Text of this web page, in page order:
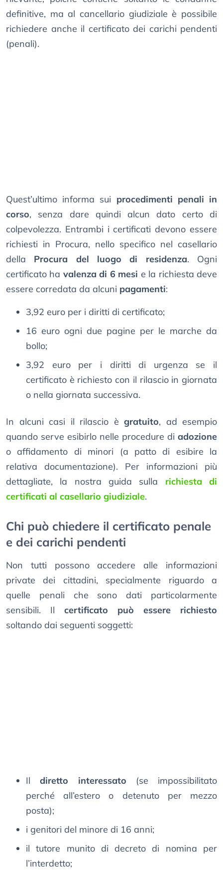
definitive, ma al cancellario giudiziale è possibile
richiedere anche il certificato dei carichi pendenti
(penali).
Quest’ultimo informa sui procedimenti penali in
corso, senza dare quindi alcun dato certo di
colpevolezza. Entrambi i certificati devono essere
richiesti in Procura, nello specifico nel casellario
della Procura del luogo di residenza. Ogni
certificato ha valenza di 6 mesi e la richiesta deve
essere corredata da alcuni pagamenti:
3,92 euro per i diritti di certificato;
16 euro ogni due pagine per le marche da
bollo;
3,92 euro per i diritti di urgenza se il
certificato è richiesto con il rilascio in giornata
o nella giornata successiva.
In alcuni casi il rilascio è gratuito, ad esempio
quando serve esibirlo nelle procedure di adozione
o affidamento di minori (a patto di esibire la
relativa documentazione). Per informazioni più
dettagliate, la nostra guida sulla richiesta di
certificati al casellario giudiziale.
Chi può chiedere il certificato penale
e dei carichi pendenti
Non tutti possono accedere alle informazioni
private dei cittadini, specialmente riguardo a
quelle penali che sono dati particolarmente
sensibili. Il certificato può essere richiesto
soltando dai seguenti soggetti:
Ildiretto interessato (se impossibilitato
perché all’estero o detenuto per mezzo
posta);
i genitori del minore di 16 anni;
il tutore munito di decreto di nomina per
l’interdetto;